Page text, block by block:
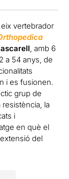
vertebrador
, amb 6
a 54 anys, de
i es fusionen.
grup de
la
i
en què el
del